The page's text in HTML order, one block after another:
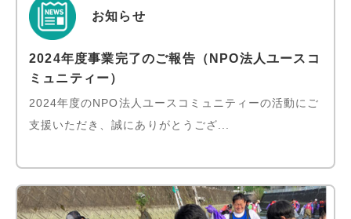
お知らせ
2024年度事業完了のご報告（NPO法人ユースコ
ミュニティー）
2024年度のNPO法人ユースコミュニティーの活動にご
支援いただき、誠にありがとうござ...